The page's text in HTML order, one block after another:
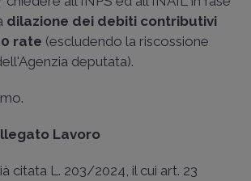
dilazione dei debiti contributivi
rate (escludendo la riscossione
deputata).
Lavoro
citata L. 203/2024, il cui art. 23